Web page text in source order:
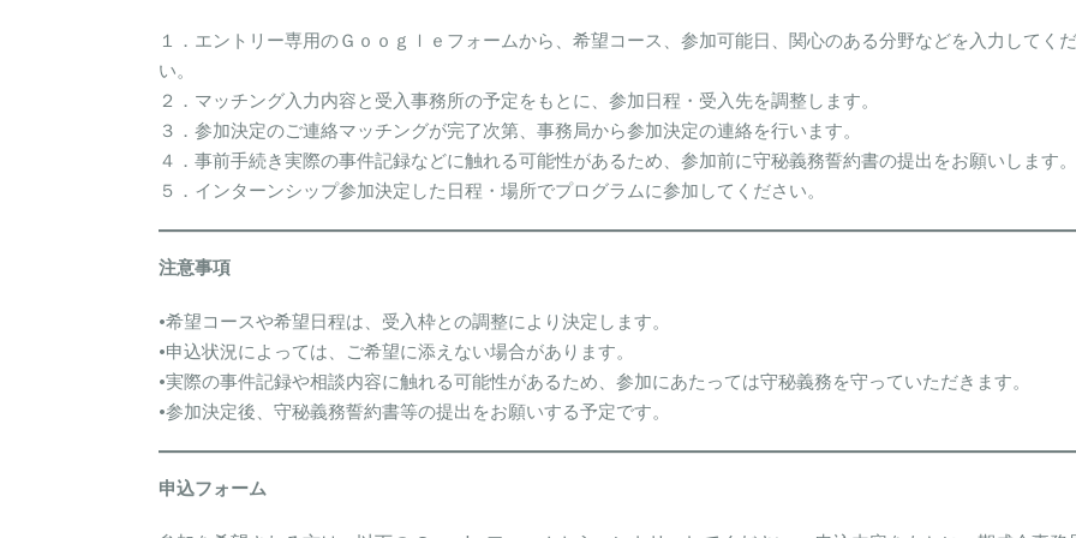
１．エントリー専用のＧｏｏｇｌｅフォームから、希望コース、参加可能日、関心のある分野などを入力してく
い。
２．マッチング入力内容と受入事務所の予定をもとに、参加日程・受入先を調整します。
３．参加決定のご連絡マッチングが完了次第、事務局から参加決定の連絡を行います。
４．事前手続き実際の事件記録などに触れる可能性があるため、参加前に守秘義務誓約書の提出をお願いします。
５．インターンシップ参加決定した日程・場所でプログラムに参加してください。
注意事項
•希望コースや希望日程は、受入枠との調整により決定します。
•申込状況によっては、ご希望に添えない場合があります。
•実際の事件記録や相談内容に触れる可能性があるため、参加にあたっては守秘義務を守っていただきます。
•参加決定後、守秘義務誓約書等の提出をお願いする予定です。
申込フォーム